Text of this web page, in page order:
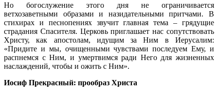
Но богослужение этого дня не ограничивается
ветхозаветными образами и назидательными притчами. В
стихирах и песнопениях звучит главная тема – грядущие
страдания Спасителя. Церковь приглашает нас сопутствовать
Христу, как апостолам, идущим за Ним в Иерусалим:
«Придите и мы, очищенными чувствами последуем Ему, и
распнемся с Ним, и умертвимся ради Него для жизненных
наслаждений, чтобы и ожить с Ним».
Иосиф Прекрасный: прообраз Христа